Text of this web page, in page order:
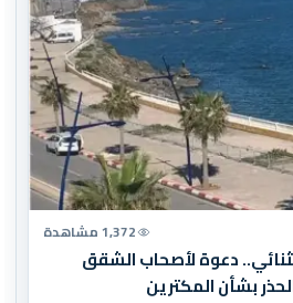
1,372 مشاهدة
دعوة لأصحاب الشقق
بشأن المكترين